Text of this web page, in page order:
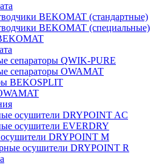
BEKOMAT (стандартные)
BEKOMAT (специальные)
сепараторы QWIK-PURE
сепараторы OWAMAT
BEKOSPLIT
осушители DRYPOINT AC
осушители EVERDRY
DRYPOINT M
осушители DRYPOINT R